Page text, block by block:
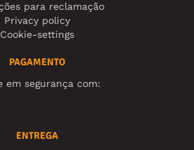
para reclamação
Privacy policy
Cookie-settings
PAGAMENTO
em segurança com:
ENTREGA